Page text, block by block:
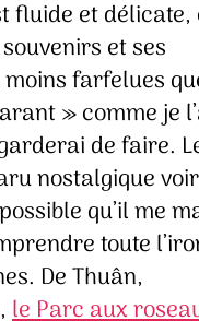
fluide et délicate,
et ses
farfelues
» comme je
de faire.
nostalgique
qu’il me
toute
De Thuân,
le Parc aux